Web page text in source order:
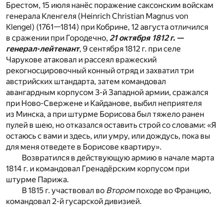
Брестом, 15 июля нанёс поражение саксонским войскам
генерала Кленгеля (Heinrich Christian Magnus von
Klengel) (1761—1814) при Кобрине, 12 августа отличился
в сражении при Городечно, 21 октября 1812 г. —
генерал-лейтенант, 9 сентября 1812 г. при селе
Чарукове атаковал и рассеял вражеский
рекогносцировочный конный отряд и захватил три
австрийских штандарта, затем командовал
авангардным корпусом 3-й Западной армии, сражался
при Ново-Свержене и Кайданове, выбил неприятеля
из Минска, а при штурме Борисова был тяжело ранен
пулей в шею, но отказался оставить строй со словами: «Я
остаюсь с вами и здесь, или умру, или дождусь, пока вы
для меня отведете в Борисове квартиру».
Возвратился в действующую армию в начале марта
1814 г. и командовал Гренадёрским корпусом при
штурме Парижа.
В 1815 г. участвовал во Второмпоходе во Францию,
командовал 2-й гусарской дивизией.